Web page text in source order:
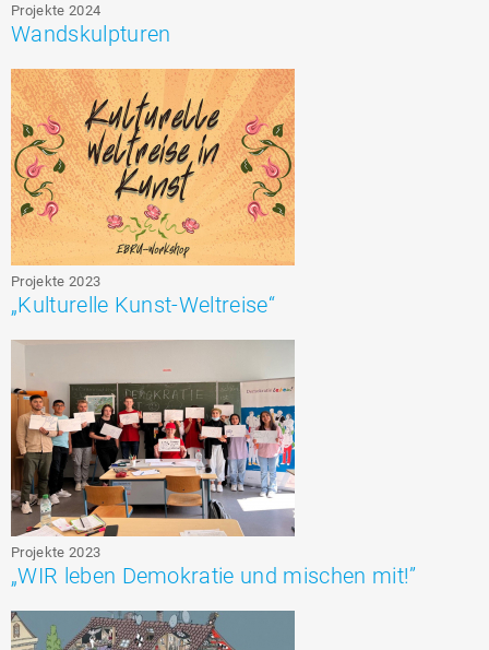
Projekte 2024
Wandskulpturen
Projekte 2023
„Kulturelle Kunst-Weltreise“
Projekte 2023
„WIR leben Demokratie und mischen mit!”